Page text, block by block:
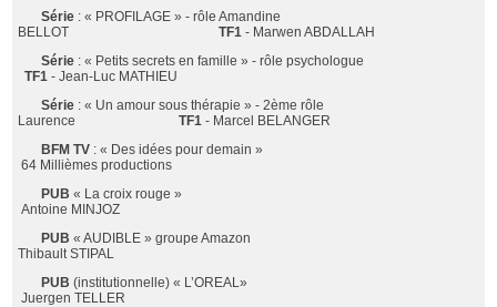
Série : « PROFILAGE » - rôle Amandine
BELLOTTF1 - Marwen ABDALLAH
Série : « Petits secrets en famille » - rôle psychologue
TF1 - Jean-Luc MATHIEU
Série : « Un amour sous thérapie » - 2ème rôle
LaurenceTF1 - Marcel BELANGER
BFM TV : « Des idées pour demain »
64 Millièmes productions
PUB « La croix rouge »
Antoine MINJOZ
PUB « AUDIBLE » groupe Amazon
Thibault STIPAL
PUB (institutionnelle) « L’OREAL»
Juergen TELLER